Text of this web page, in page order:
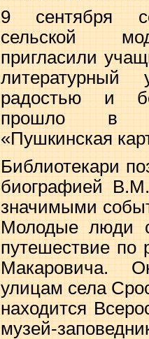
9 сентября
сельской
пригласили
радостью и
прошло в
«Пушкинская
Библиотекари
биографией
значимыми
Молодые люди
путешествие по
Макаровича.
улицам села
находится
музей-